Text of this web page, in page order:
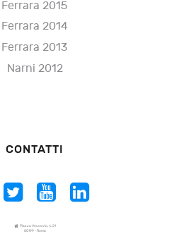
Ferrara 2015
Ferrara 2014
Ferrara 2013
Narni 2012
CONTATTI
Piazza Vescovio, n. 21
00199 - Roma